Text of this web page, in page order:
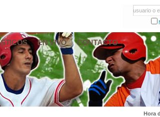
usuario o
EN VIVO CONTACTO
Hora